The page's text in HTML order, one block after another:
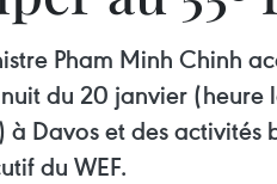
Pham Minh Chinh
du 20 janvier
à Davos et des
du WEF.